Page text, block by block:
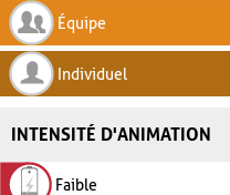
Équipe
Individuel
INTENSITÉ D'ANIMATION
Faible